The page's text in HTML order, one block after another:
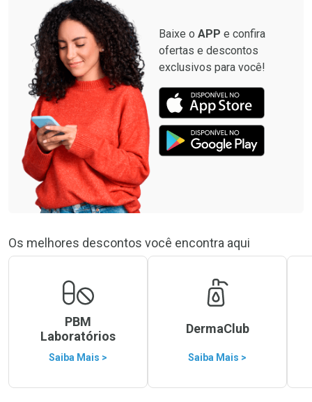
Baixe o APP e confira
ofertas e descontos
exclusivos para você!
Os melhores descontos você encontra aqui
PBM
Laboratórios
Saiba Mais >
DermaClub
Saiba Mais >